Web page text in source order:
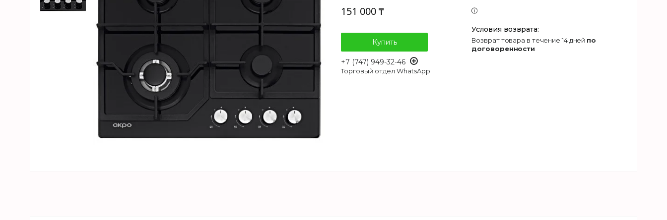
151 000 ₸
Купить
+7 (747) 949-32-46
Торговый отдел WhatsApp
возврат товара в течение 14 дней по
договоренности